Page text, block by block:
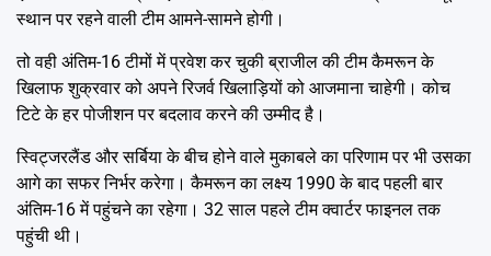
स्थान पर रहने वाली टीम आमने-सामने होगी।
तो वही अंतिम-16 टीमों में प्रवेश कर चुकी ब्राजील की टीम कैमरून के
खिलाफ शुक्रवार को अपने रिजर्व खिलाड़ियों को आजमाना चाहेगी। कोच
टिटे के हर पोजीशन पर बदलाव करने की उम्मीद है।
स्विट्जरलैंड और सर्बिया के बीच होने वाले मुकाबले का परिणाम पर भी उसका
आगे का सफर निर्भर करेगा। कैमरून का लक्ष्य 1990 के बाद पहली बार
अंतिम-16 में पहुंचने का रहेगा। 32 साल पहले टीम क्वार्टर फाइनल तक
पहुंची थी।